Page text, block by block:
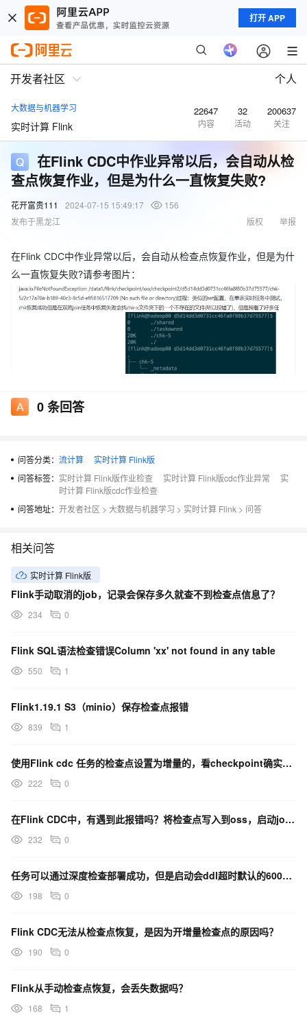
打开 APP
开发者社区 个人
大数据与机器学习
实时计算 Flink
22647
内容
32
活动
200637
关注
在Flink CDC中作业异常以后，会自动从检
查点恢复作业，但是为什么一直恢复失败?
花开富贵111 2024-07-15 15:49:17
156
发布于黑龙江
举报
版权
在Flink CDC中作业异常以后，会自动从检查点恢复作业，但是为什
么一直恢复失败?请参考图片：
0条回答
问答分类： 流计算
实时计算 Flink版
问答标签： 实时计算 Flink版作业检查 实时计算 Flink版cdc作业异常
实
时计算 Flink版cdc作业检查
问答地址： 开发者社区 > 大数据与机器学习 > 实时计算 Flink > 问答
相关问答
实时计算 Flink版
Flink手动取消的job，记录会保存多久就查不到检查点信息了？
234 0
Flink SQL语法检查错误Column 'xx' not found in any table
550 1
Flink1.19.1 S3（minio）保存检查点报错
839 1
使用Flink cdc 任务的检查点设置为增量的，看checkpoint确实是一增量的方式在保存吗？
222 0
在Flink CDC中，有遇到此报错吗？将检查点写入到oss，启动job报错。
232 0
任务可以通过深度检查部署成功，但是启动会ddl超时默认的600s，Flink这个参数在哪里设置？
198 0
Flink CDC无法从检查点恢复，是因为开增量检查点的原因吗？
190 0
Flink从手动检查点恢复，会丢失数据吗？
168 1